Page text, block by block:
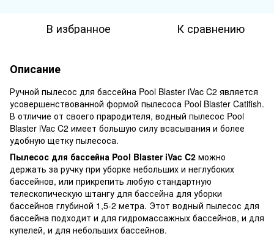
В избранное К сравнению
Описание
Ручной пылесос для бассейна Pool Blaster iVac C2 является
усовершенствованной формой пылесоса Pool Blaster Catifish.
В отличие от своего прародителя, водный пылесос Pool
Blaster iVac C2 имеет большую силу всасывания и более
удобную щетку пылесоса.
Пылесос для бассейна Pool Blaster iVac C2 можно
держать за ручку при уборке небольших и неглубоких
бассейнов, или прикрепить любую стандартную
телескопическую штангу для бассейна для уборки
бассейнов глубиной 1,5-2 метра. Этот водный пылесос для
бассейна подходит и для гидромассажных бассейнов, и для
купелей, и для небольших бассейнов.